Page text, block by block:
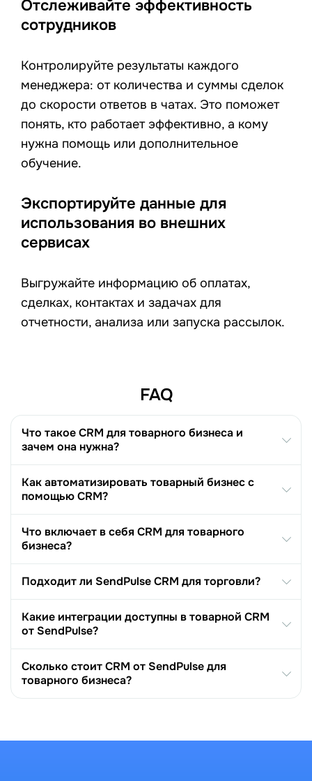
Отслеживайте эффективность
сотрудников
Контролируйте результаты каждого
менеджера: от количества и суммы сделок
до скорости ответов в чатах. Это поможет
понять, кто работает эффективно, а кому
нужна помощь или дополнительное
обучение.
Экспортируйте данные для
использования во внешних
сервисах
Выгружайте информацию об оплатах,
сделках, контактах и задачах для
отчетности, анализа или запуска рассылок.
FAQ
Что такое CRM для товарного бизнеса и
зачем она нужна?
Как автоматизировать товарный бизнес с
помощью CRM?
Что включает в себя CRM для товарного
бизнеса?
Подходит ли SendPulse CRM для торговли?
Какие интеграции доступны в товарной CRM
от SendPulse?
Сколько стоит CRM от SendPulse для
товарного бизнеса?